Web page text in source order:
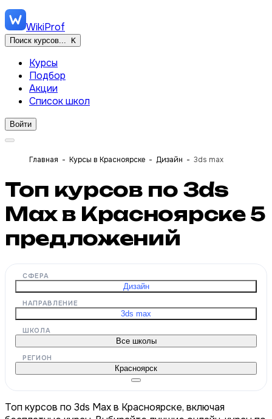
WikiProf
Поиск курсов... K
Курсы
Подбор
Акции
Список школ
Войти
Главная Курсы в Красноярске Дизайн 3ds max
Топ курсов по 3ds
Max в Красноярске 5
предложений
СФЕРА
Дизайн
НАПРАВЛЕНИЕ
3ds max
ШКОЛА
Все школы
РЕГИОН
Красноярск
Топ курсов по 3ds Max в Красноярске, включая